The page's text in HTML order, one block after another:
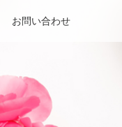
お問い合わせ